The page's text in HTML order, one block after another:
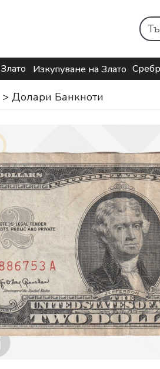
Злато Изкупуване на Злато
> Долари Банкноти